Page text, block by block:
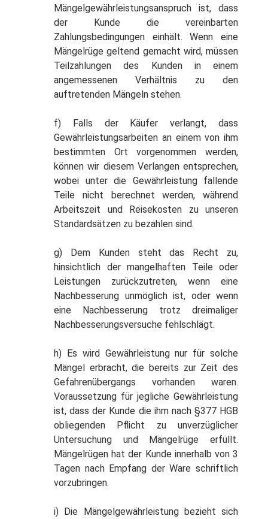
Mängelgewährleistungsanspruch ist, dass
der Kunde die vereinbarten
Zahlungsbedingungen einhält. Wenn eine
Mängelrüge geltend gemacht wird, müssen
Teilzahlungen des Kunden in einem
angemessenen Verhältnis zu den
auftretenden Mängeln stehen.
f) Falls der Käufer verlangt, dass
Gewährleistungsarbeiten an einem von ihm
bestimmten Ort vorgenommen werden,
können wir diesem Verlangen entsprechen,
wobei unter die Gewährleistung fallende
Teile nicht berechnet werden, während
Arbeitszeit und Reisekosten zu unseren
Standardsätzen zu bezahlen sind.
g) Dem Kunden steht das Recht zu,
hinsichtlich der mangelhaften Teile oder
Leistungen zurückzutreten, wenn eine
Nachbesserung unmöglich ist, oder wenn
eine Nachbesserung trotz dreimaliger
Nachbesserungsversuche fehlschlägt.
h) Es wird Gewährleistung nur für solche
Mängel erbracht, die bereits zur Zeit des
Gefahrenübergangs vorhanden waren.
Voraussetzung für jegliche Gewährleistung
ist, dass der Kunde die ihm nach §377 HGB
obliegenden Pflicht zu unverzüglicher
Untersuchung und Mängelrüge erfüllt.
Mängelrügen hat der Kunde innerhalb von 3
Tagen nach Empfang der Ware schriftlich
vorzubringen.
i) Die Mängelgewährleistung bezieht sich